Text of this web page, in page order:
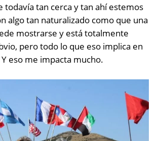
todavía tan cerca y tan ahí estemos
algo tan naturalizado como que una
mostrarse y está totalmente
pero todo lo que eso implica en
eso me impacta mucho.